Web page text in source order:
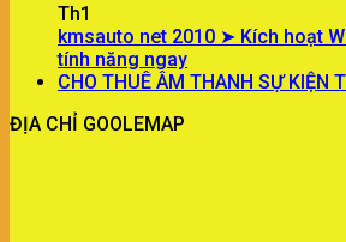
Th1
kmsauto net 2010 ➤ Kích hoạt
tính năng ngay
CHO THUÊ ÂM THANH SỰ KIỆN
ĐỊA CHỈ GOOLEMAP